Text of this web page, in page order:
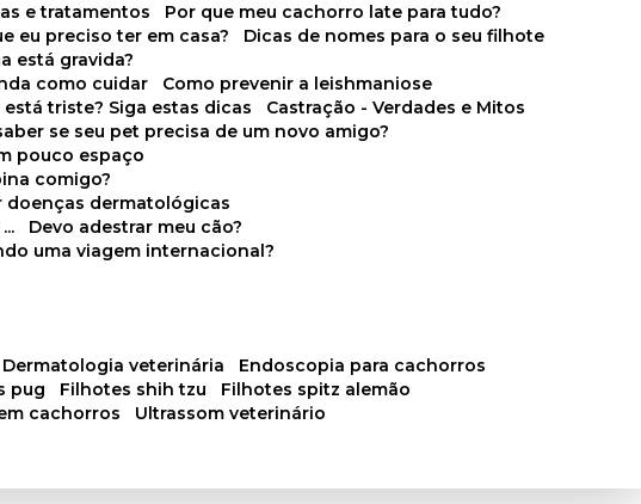
e tratamentos
Por que meu cachorro late para tudo?
eu preciso ter em casa?
Dicas de nomes para o seu filhote
está gravida?
como cuidar
Como prevenir a leishmaniose
está triste? Siga estas dicas
Castração - Verdades e Mitos
saber se seu pet precisa de um novo amigo?
pouco espaço
comigo?
doenças dermatológicas
Devo adestrar meu cão?
uma viagem internacional?
dermatologia veterinária
endoscopia para cachorros
pug filhotes shih tzu
filhotes spitz alemão
cachorros
ultrassom veterinário